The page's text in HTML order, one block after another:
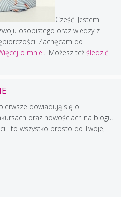
Cześć! Jestem
osobistego oraz wiedzy z
Zachęcam do
o mnie... Możesz też śledzić
dowiadują się o
oraz nowościach na blogu.
i to wszystko prosto do Twojej